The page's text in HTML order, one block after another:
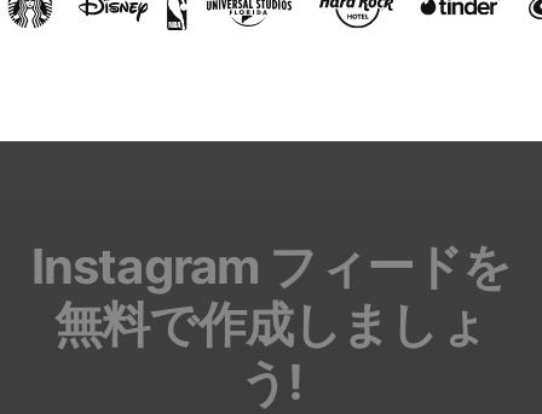
Instagram フィードを
無料で作成しましょ
う!